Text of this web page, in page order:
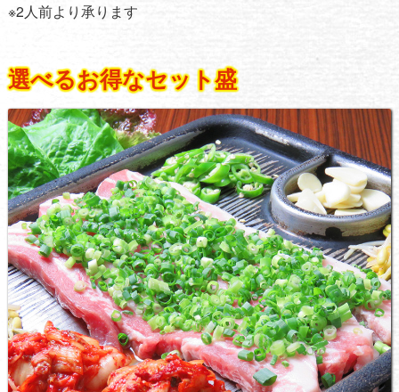
※2人前より承ります
選べるお得なセット盛